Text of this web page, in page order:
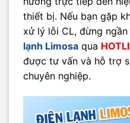
thiết bị. Nếu bạn gặp
xử lý lỗi CL, đừng
lạnh Limosa qua
được tư vấn và hỗ trợ
chuyên nghiệp.